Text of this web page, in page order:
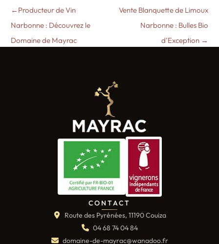
← Producteur de Vin
Narbonne : Découvrez le
Domaine de Mayrac
Vente Blanquette de Limoux
Narbonne : Bulles Bio
d’Exception →
CONTACT
Route des Pyrénées, 11190 Couiza
04 68 74 04 84
domaine-de-mayrac@wanadoo.fr